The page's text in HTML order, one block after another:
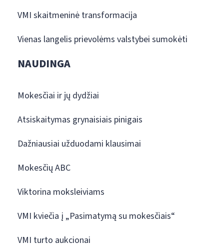
VMI skaitmeninė transformacija
Vienas langelis prievolėms valstybei sumokėti
NAUDINGA
Mokesčiai ir jų dydžiai
Atsiskaitymas grynaisiais pinigais
Dažniausiai užduodami klausimai
Mokesčių ABC
Viktorina moksleiviams
VMI kviečia į „Pasimatymą su mokesčiais“
VMI turto aukcionai